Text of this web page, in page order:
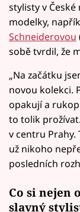
stylisty v
modelky,
Schneiderovou
sobě tvrdil, že
„Na začátku
novou kolekci.
opakují a
to tolik
v centru Prahy.
už nikoho
posledních
Co si nejen
slavný